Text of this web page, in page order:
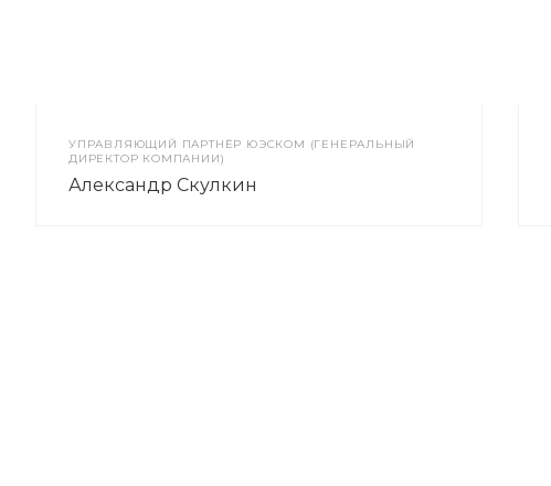
УПРАВЛЯЮЩИЙ ПАРТНЁР ЮЭСКОМ (ГЕНЕРАЛЬНЫЙ
ДИРЕКТОР КОМПАНИИ)
Александр Скулкин